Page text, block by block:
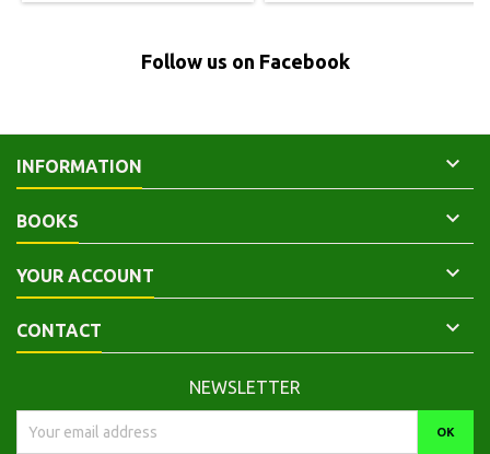
couverture.Voir les autres titres
Follow us on Facebook
INFORMATION 
BOOKS 
YOUR ACCOUNT 
CONTACT 
NEWSLETTER